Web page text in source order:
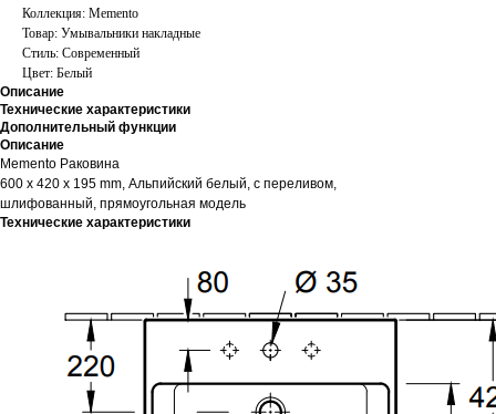
Коллекция: Memento
Товар: Умывальники накладные
Стиль: Современный
Цвет: Белый
Описание
Технические характеристики
Дополнительный функции
Описание
Memento Pаковина
600 x 420 x 195 mm, Альпийский белый, с переливом,
шлифованный, прямоугольная модель
Технические характеристики